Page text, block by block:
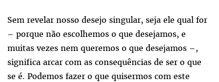
Sem revelar nosso desejo singular, seja ele qual for
– porque não escolhemos o que desejamos, e
muitas vezes nem queremos o que desejamos –,
significa arcar com as consequências de ser o que
se é. Podemos fazer o que quisermos com este